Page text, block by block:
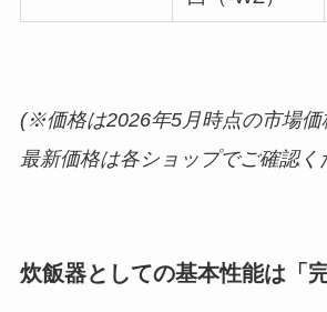
(※価格は2026年5月時点の市場価
最新価格は各ショップでご確認く
炊飯器としての基本性能は「完